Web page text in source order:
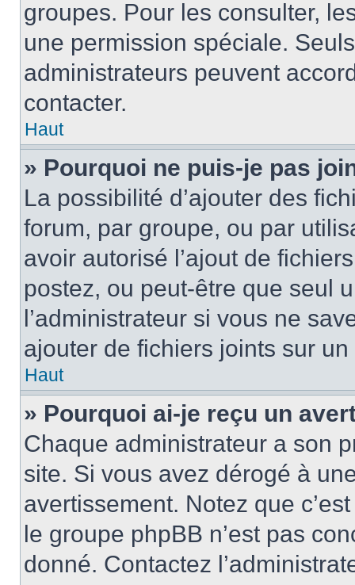
groupes. Pour les consulter,
une permission spéciale.
administrateurs peuvent
contacter.
Haut
» Pourquoi ne puis-je pas
La possibilité d’ajouter des
forum, par groupe, ou par
avoir autorisé l’ajout de
postez, ou peut-être que seul
l’administrateur si vous ne
ajouter de fichiers joints sur un
Haut
» Pourquoi ai-je reçu un
Chaque administrateur a son
site. Si vous avez dérogé à
avertissement. Notez que
le groupe phpBB n’est pas
donné. Contactez